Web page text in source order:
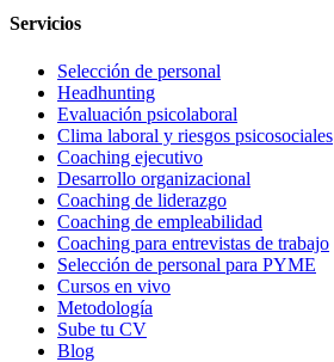
Servicios
Selección de personal
Headhunting
Evaluación psicolaboral
Clima laboral y riesgos psicosociales
Coaching ejecutivo
Desarrollo organizacional
Coaching de liderazgo
Coaching de empleabilidad
Coaching para entrevistas de trabajo
Selección de personal para PYME
Cursos en vivo
Metodología
Sube tu CV
Blog